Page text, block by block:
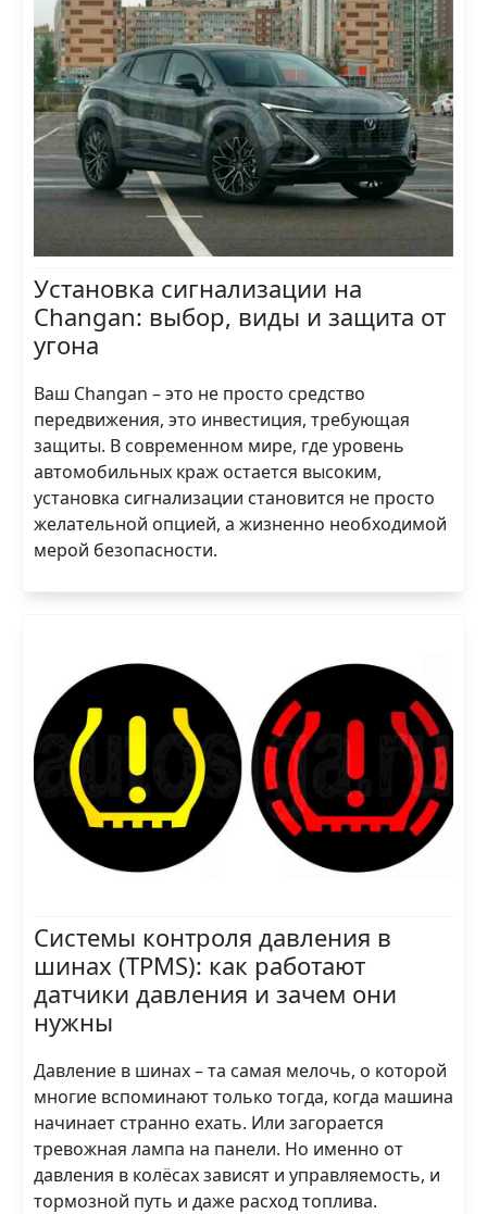
Установка сигнализации на
Changan: выбор, виды и защита от
угона
Ваш Changan – это не просто средство
передвижения, это инвестиция, требующая
защиты. В современном мире, где уровень
автомобильных краж остается высоким,
установка сигнализации становится не просто
желательной опцией, а жизненно необходимой
мерой безопасности.
Системы контроля давления в
шинах (TPMS): как работают
датчики давления и зачем они
нужны
Давление в шинах – та самая мелочь, о которой
многие вспоминают только тогда, когда машина
начинает странно ехать. Или загорается
тревожная лампа на панели. Но именно от
давления в колёсах зависят и управляемость, и
тормозной путь и даже расход топлива.